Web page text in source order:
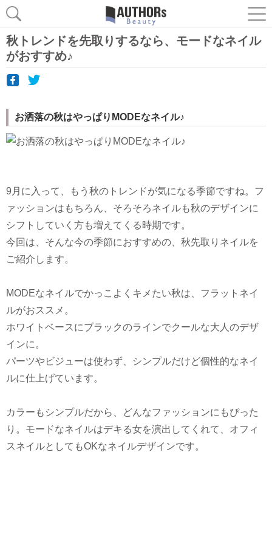
秋トレンドを先取りするなら、モードなネイル
がおすすめ♪
お洒落の秋はやっぱりMODEなネイル♪
9月に入って、もう秋のトレンドが気になる季節ですね。フ
ァッションはもちろん、そろそろネイルも秋のデザインに
シフトしていく方も増えてくる時期です。
今回は、そんな今の季節におすすめの、秋先取りネイルを
ご紹介します。
MODEなネイルでかっこよくキメたい秋は、フラットネイ
ルがおススメ。
ホワイトベースにブラックのラインでクールな大人のデザ
インに。
パーツやビジューは使わず、シンプルだけど個性的なネイ
ルに仕上げています。
カラーもシンプルだから、どんなファッションにもぴった
り。モードなネイルはデキる女を演出してくれて、オフィ
スネイルとしてもOKなネイルデザインです。